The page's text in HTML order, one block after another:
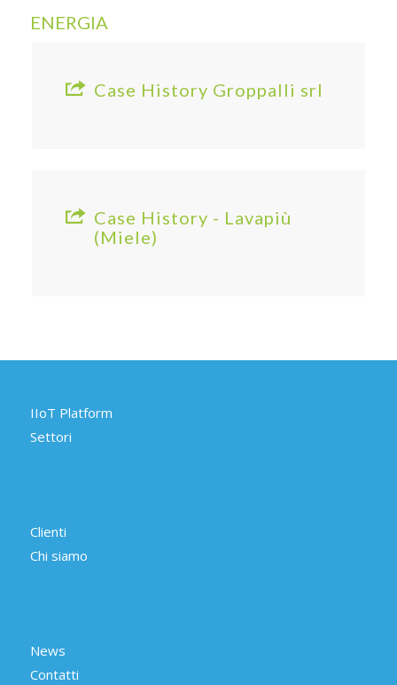
ENERGIA
Case History Groppalli srl
Case History - Lavapiù
(Miele)
IIoT Platform
Settori
Clienti
Chi siamo
News
Contatti